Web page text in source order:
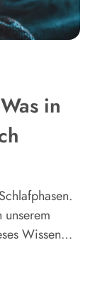
in
Wissen